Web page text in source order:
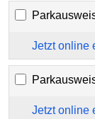
Jetzt online
Jetzt online